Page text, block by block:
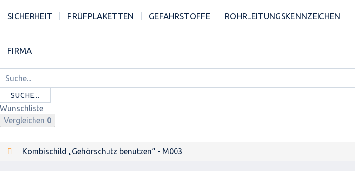
SICHERHEIT PRÜFPLAKETTEN GEFAHRSTOFFE ROHRLEITUNGSKENNZEICHEN
FIRMA
SUCHE...
Wunschliste
Vergleichen 0
Kombischild „Gehörschutz benutzen“ - M003